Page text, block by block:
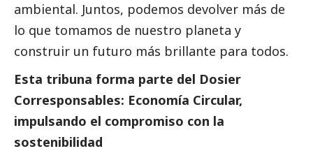
ambiental. Juntos, podemos devolver más de
lo que tomamos de nuestro planeta y
construir un futuro más brillante para todos.
Esta tribuna forma parte del Dosier
Corresponsables: Economía Circular,
impulsando el compromiso con la
sostenibilidad